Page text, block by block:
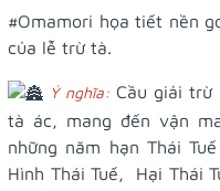
#Omamori họa tiết nền
của lễ trừ tà.
Ý nghĩa:Cầu giải trừ
tà ác, mang đến vận
những năm hạn Thái
Hình Thái Tuế, Hại Thái